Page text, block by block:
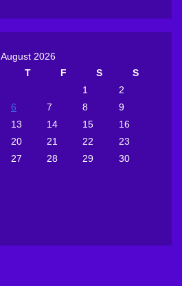
August 2026
T F S
S
1
2
6 7 8
9
13 14 15
16
20 21 22
23
27 28 29
30